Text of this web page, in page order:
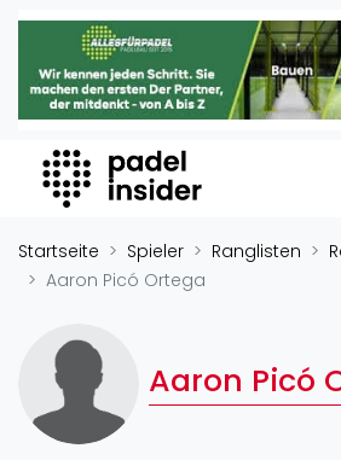
Padel Insider
Home
Organisationen
Buchungssysteme
Padel-Shops
Padel-Marken
Verschiedenes
Veranstaltungen
Turniere
Startseite Spieler Ranglisten
Aaron Picó Ortega
Aaron Picó